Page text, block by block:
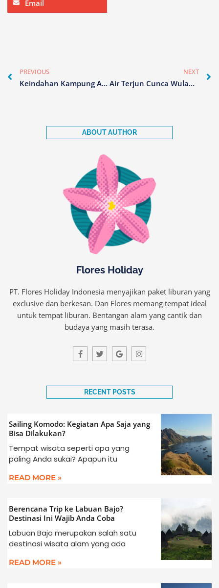
Email
PREVIOUS
Keindahan Kampung Adat Todo, Wisata Bersejarah di Labuan Bajo
NEXT
Air Terjun Cunca Wulang, Wisata Eksotis Trip Labuan Bajo
ABOUT AUTHOR
Flores Holiday
PT. Flores Holiday Indonesia menyajikan paket liburan yang
exclusive dan berkesan. Dan Flores memang tempat ideal
untuk tempat liburan. Bentangan alam yang cantik dan
budaya yang masih terasa.
F
a
c
k
T
w
i
r
G
o
o
I
n
s
a
RECENT POSTS
Sailing Komodo: Kegiatan Apa Saja yang
Bisa Dilakukan?
Tempat wisata seperti apa yang
paling Anda sukai? Apapun itu
READ MORE »
Berencana Trip ke Labuan Bajo?
Destinasi Ini Wajib Anda Coba
Labuan Bajo merupakan salah satu
destinasi wisata alam yang ada
READ MORE »